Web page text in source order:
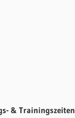
& Trainingszeiten